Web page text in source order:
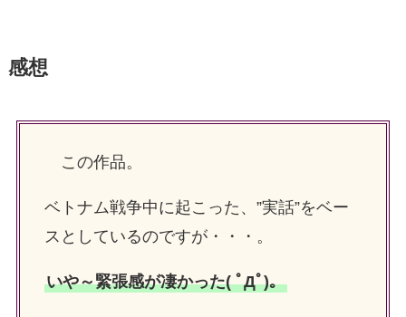
感想
この作品。
ベトナム戦争中に起こった、”実話”をベー
スとしているのですが・・・。
いや～緊張感が凄かった( ﾟДﾟ)。